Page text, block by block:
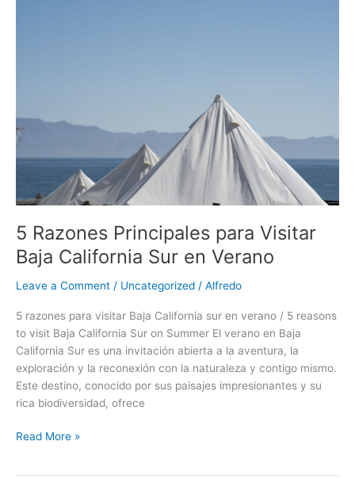
5 Razones Principales para Visitar
Baja California Sur en Verano
Leave a Comment / Uncategorized / Alfredo
5 razones para visitar Baja California sur en verano / 5 reasons
to visit Baja California Sur on Summer El verano en Baja
California Sur es una invitación abierta a la aventura, la
exploración y la reconexión con la naturaleza y contigo mismo.
Este destino, conocido por sus paisajes impresionantes y su
rica biodiversidad, ofrece
Sur
en
Read More »